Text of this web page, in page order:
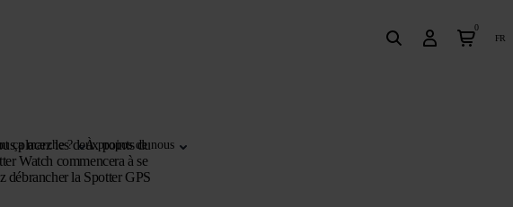
ça marche ? À propos de nous
0
fr
placez les deux points du
Watch commencera à se
débrancher la Spotter GPS